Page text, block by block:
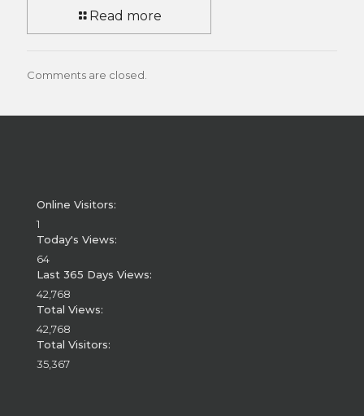
Read more
Comments are closed.
Online Visitors:
1
Today's Views:
64
Last 365 Days Views:
42,768
Total Views:
42,768
Total Visitors:
35,367